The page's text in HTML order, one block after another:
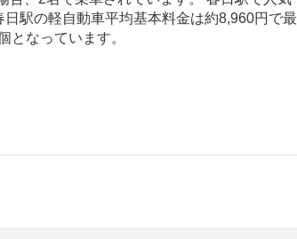
駅の軽自動車平均基本料金は約8,960円で最
となっています。